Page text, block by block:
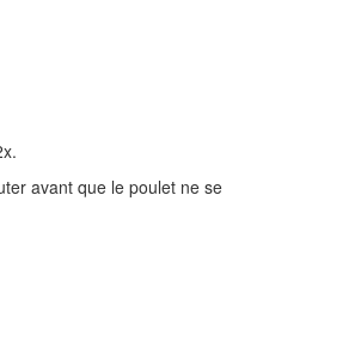
avant que le poulet ne se